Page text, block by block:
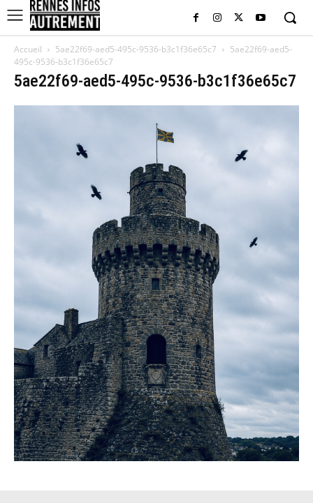
Accueil 5ae22f69-aed5-495c-9536-b3c1f36e65c7
5ae22f69-aed5-
495c-9536-b3c1f36e65c7
5ae22f69-aed5-495c-9536-b3c1f36e65c7